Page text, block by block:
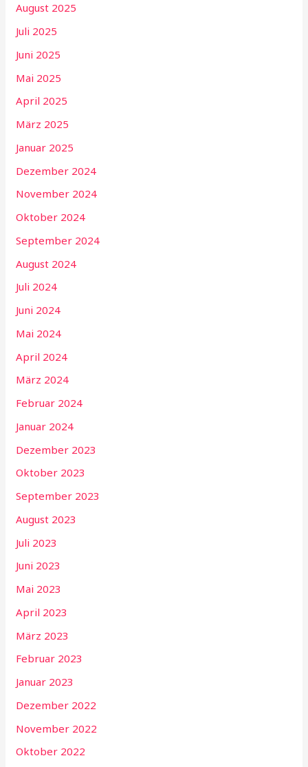
August 2025
Juli 2025
Juni 2025
Mai 2025
April 2025
März 2025
Januar 2025
Dezember 2024
November 2024
Oktober 2024
September 2024
August 2024
Juli 2024
Juni 2024
Mai 2024
April 2024
März 2024
Februar 2024
Januar 2024
Dezember 2023
Oktober 2023
September 2023
August 2023
Juli 2023
Juni 2023
Mai 2023
April 2023
März 2023
Februar 2023
Januar 2023
Dezember 2022
November 2022
Oktober 2022